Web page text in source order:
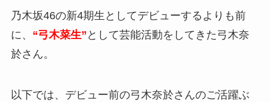
乃木坂46の新4期生としてデビューするよりも前
に、 “弓木菜生” として芸能活動をしてきた弓木奈
於さん。
以下では、デビュー前の弓木奈於さんのご活躍ぶ